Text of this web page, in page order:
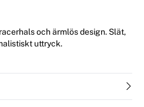
och ärmlös design. Slät,
uttryck.